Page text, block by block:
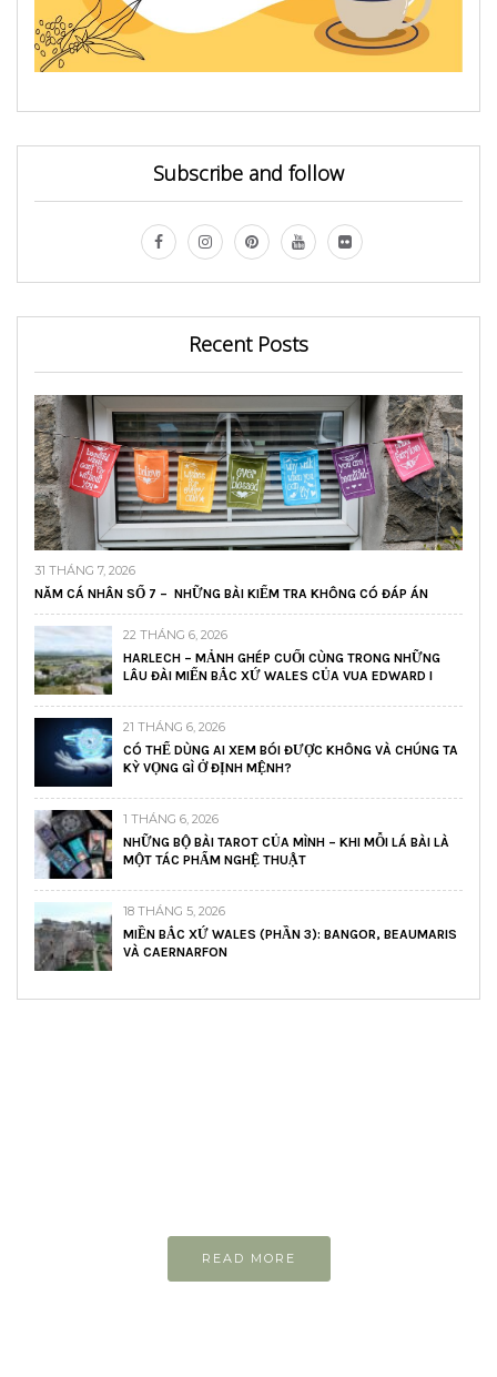
Subscribe and follow
Recent Posts
31 THÁNG 7, 2026
NĂM CÁ NHÂN SỐ 7 – NHỮNG BÀI KIỂM TRA KHÔNG CÓ ĐÁP ÁN
22 THÁNG 6, 2026
HARLECH – MẢNH GHÉP CUỐI CÙNG TRONG NHỮNG
LÂU ĐÀI MIẾN BẮC XỨ WALES CỦA VUA EDWARD I
21 THÁNG 6, 2026
CÓ THỂ DÙNG AI XEM BÓI ĐƯỢC KHÔNG VÀ CHÚNG TA
KỲ VỌNG GÌ Ở ĐỊNH MỆNH?
1 THÁNG 6, 2026
NHỮNG BỘ BÀI TAROT CỦA MÌNH – KHI MỖI LÁ BÀI LÀ
MỘT TÁC PHẨM NGHỆ THUẬT
18 THÁNG 5, 2026
MIỀN BẮC XỨ WALES (PHẦN 3): BANGOR, BEAUMARIS
VÀ CAERNARFON
READ MORE